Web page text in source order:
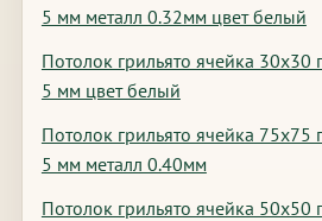
5 мм металл 0.32мм цвет белый
Потолок грильято ячейка 30х30
5 мм цвет белый
Потолок грильято ячейка 75х75
5 мм металл 0.40мм
Потолок грильято ячейка 50х50